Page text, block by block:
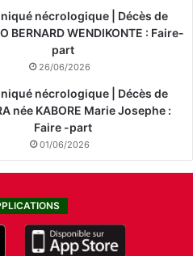
nécrologique | Décès de
BERNARD WENDIKONTE : Faire-
part
26/06/2026
nécrologique | Décès de
née KABORE Marie Josephe :
Faire -part
01/06/2026